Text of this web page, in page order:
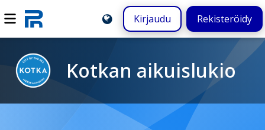
Kirjaudu Rekisteröidy
Kotkan aikuislukio